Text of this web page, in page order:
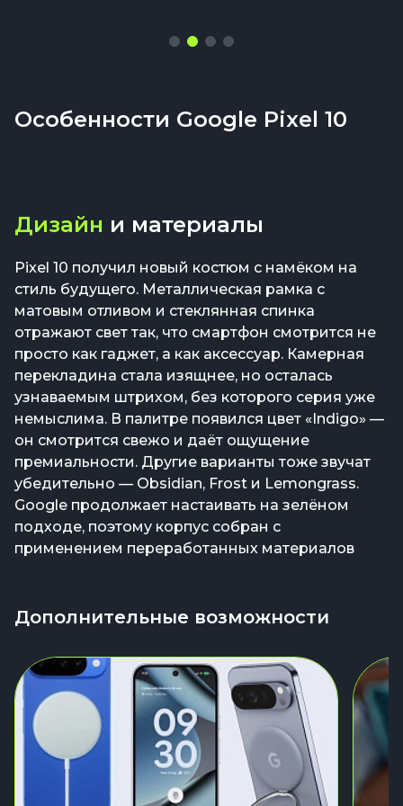
Особенности Google Pixel 10
Дизайн и материалы
Pixel 10 получил новый костюм с намёком на
стиль будущего. Металлическая рамка с
матовым отливом и стеклянная спинка
отражают свет так, что смартфон смотрится не
просто как гаджет, а как аксессуар. Камерная
перекладина стала изящнее, но осталась
узнаваемым штрихом, без которого серия уже
немыслима. В палитре появился цвет «Indigo» —
он смотрится свежо и даёт ощущение
премиальности. Другие варианты тоже звучат
убедительно — Obsidian, Frost и Lemongrass.
Google продолжает настаивать на зелёном
подходе, поэтому корпус собран с
применением переработанных материалов
Дополнительные возможности